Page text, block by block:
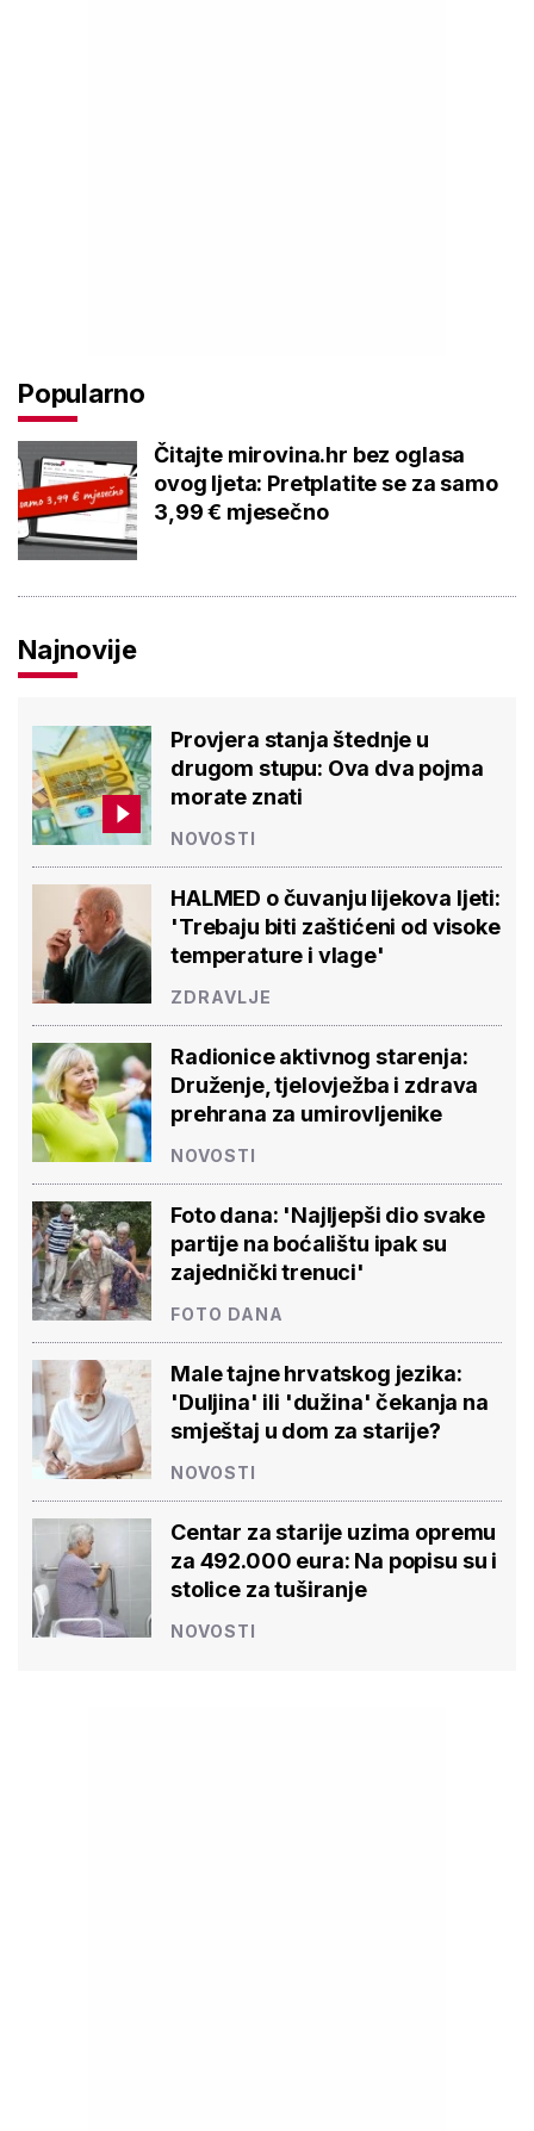
Popularno
Čitajte mirovina.hr bez oglasa
ovog ljeta: Pretplatite se za samo
3,99 € mjesečno
Najnovije
Provjera stanja štednje u
drugom stupu: Ova dva pojma
morate znati
NOVOSTI
HALMED o čuvanju lijekova ljeti:
'Trebaju biti zaštićeni od visoke
temperature i vlage'
ZDRAVLJE
Radionice aktivnog starenja:
Druženje, tjelovježba i zdrava
prehrana za umirovljenike
NOVOSTI
Foto dana: 'Najljepši dio svake
partije na boćalištu ipak su
zajednički trenuci'
FOTO DANA
Male tajne hrvatskog jezika:
'Duljina' ili 'dužina' čekanja na
smještaj u dom za starije?
NOVOSTI
Centar za starije uzima opremu
za 492.000 eura: Na popisu su i
stolice za tuširanje
NOVOSTI